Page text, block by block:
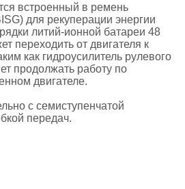
встроенный в ремень
для рекуперации энергии
литий-ионной батареи 48
переходить от двигателя к
как гидроусилитель рулевого
продолжать работу по
двигателе.
с семиступенчатой
передач.